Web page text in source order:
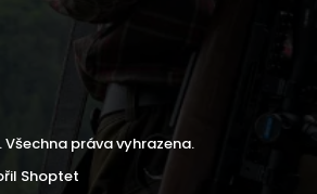
Shoptet
. Všechna práva vyhrazena.